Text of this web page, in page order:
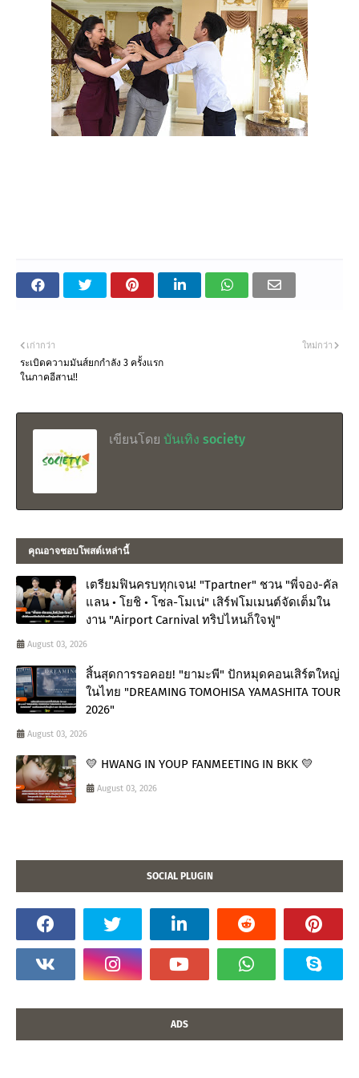
ใหม่กว่า
เก่ากว่า
ระเบิดความมันส์ยกกำลัง 3 ครั้งแรก
ในภาคอีสาน!!
เขียนโดย บันเทิง society
คุณอาจชอบโพสต์เหล่านี้
เตรียมฟินครบทุกเจน! "Tpartner" ชวน "พี่จอง-คัล
แลน • โยชิ • โซล-โมเน่" เสิร์ฟโมเมนต์จัดเต็มใน
งาน "Airport Carnival ทริปไหนก็ใจฟู"
August 03, 2026
สิ้นสุดการรอคอย! "ยามะพี" ปักหมุดคอนเสิร์ตใหญ่
ในไทย "DREAMING TOMOHISA YAMASHITA TOUR
2026"
August 03, 2026
💛 HWANG IN YOUP FANMEETING IN BKK 💛
August 03, 2026
SOCIAL PLUGIN
ADS